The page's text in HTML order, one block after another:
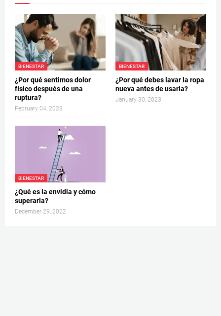
BIENESTAR
¿Por qué sentimos dolor
físico después de una
ruptura?
February 04, 2023
BIENESTAR
¿Por qué debes lavar la ropa
nueva antes de usarla?
January 30, 2023
BIENESTAR
¿Qué es la envidia y cómo
superarla?
December 29, 2022